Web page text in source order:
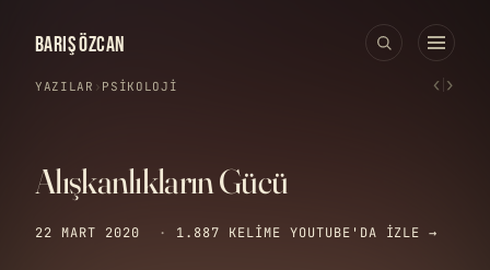
BARIŞ ÖZCAN
YAZILAR › PSIKOLOJI ‹ ›
Alışkanlıkların Gücü
22 MART 2020 · 1.887 KELIME YOUTUBE'DA IZLE →